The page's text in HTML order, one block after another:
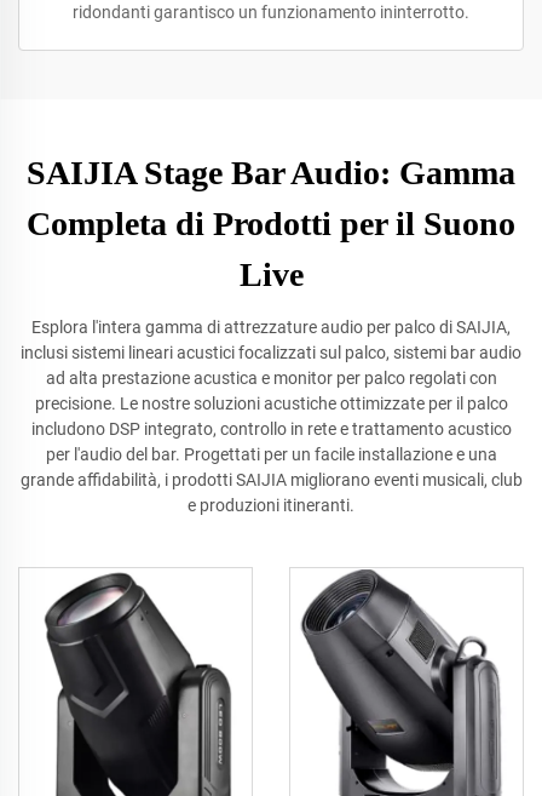
ridondanti garantisco un funzionamento ininterrotto.
SAIJIA Stage Bar Audio: Gamma
Completa di Prodotti per il Suono
Live
Esplora l'intera gamma di attrezzature audio per palco di SAIJIA,
inclusi sistemi lineari acustici focalizzati sul palco, sistemi bar audio
ad alta prestazione acustica e monitor per palco regolati con
precisione. Le nostre soluzioni acustiche ottimizzate per il palco
includono DSP integrato, controllo in rete e trattamento acustico
per l'audio del bar. Progettati per un facile installazione e una
grande affidabilità, i prodotti SAIJIA migliorano eventi musicali, club
e produzioni itineranti.